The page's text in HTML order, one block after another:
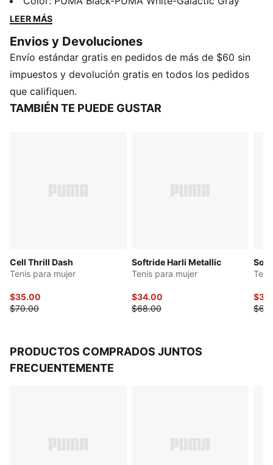
mejor tracción, está diseñada para las mujeres como
para tu vida activa.
CARACTERÍSTICAS Y BENEFICIOS
Cubierta fabricada con al menos un 30% de
materiales reciclados
SOFTRIDE: Gomaespuma suave diseñada para brindar
Detalles de la marca PUMA
LEER MÁS
Envios y Devoluciones
Envío estándar gratis en pedidos de más de $60 sin
impuestos y devolución gratis en todos los pedidos
que califiquen.
TAMBIÉN TE PUEDE GUSTAR
Cell Thrill Dash
Tenis para mujer
$35.00
$70.00
Softride Harli Metallic
Tenis para mujer
$34.00
$68.00
PRODUCTOS COMPRADOS JUNTOS
FRECUENTEMENTE